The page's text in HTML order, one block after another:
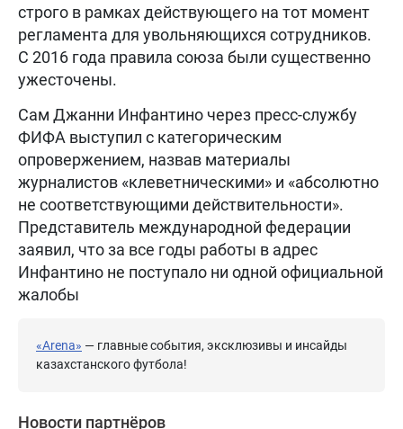
строго в рамках действующего на тот момент
регламента для увольняющихся сотрудников.
С 2016 года правила союза были существенно
ужесточены.
Сам Джанни Инфантино через пресс-службу
ФИФА выступил с категорическим
опровержением, назвав материалы
журналистов «клеветническими» и «абсолютно
не соответствующими действительности».
Представитель международной федерации
заявил, что за все годы работы в адрес
Инфантино не поступало ни одной официальной
жалобы
«Arena» — главные события, эксклюзивы и инсайды
казахстанского футбола!